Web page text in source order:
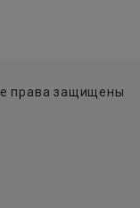
права защищены